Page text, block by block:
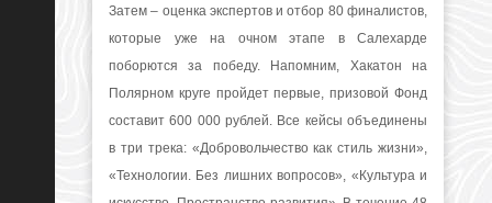
Затем – оценка экспертов и отбор 80 финалистов,
которые уже на очном этапе в Салехарде
поборются за победу. Напомним, Хакатон на
Полярном круге пройдет первые, призовой Фонд
составит 600 000 рублей. Все кейсы объединены
в три трека: «Добровольчество как стиль жизни»,
«Технологии. Без лишних вопросов», «Культура и